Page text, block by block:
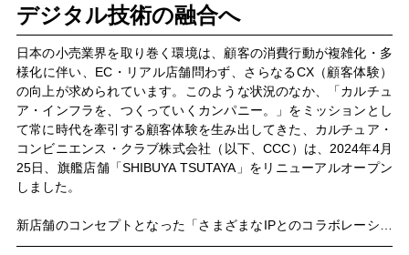
デジタル技術の融合へ
日本の小売業界を取り巻く環境は、顧客の消費行動が複雑化・多
様化に伴い、EC・リアル店舗問わず、さらなるCX（顧客体験）
の向上が求められています。このような状況のなか、「カルチュ
ア・インフラを、つくっていくカンパニー。」をミッションとし
て常に時代を牽引する顧客体験を生み出してきた、カルチュア・
コンビニエンス・クラブ株式会社（以下、CCC）は、2024年4月
25日、旗艦店舗「SHIBUYA TSUTAYA」をリニューアルオープン
しました。
新店舗のコンセプトとなった「さまざまなIPとのコラボレーショ
ンを軸とする新たなCX戦略」の狙いはどこにあるのでしょうか。